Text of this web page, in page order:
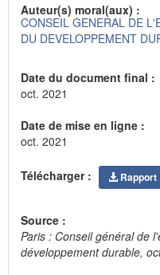
Auteur(s) moral(aux) :
CONSEIL GENERAL DE
DU DEVELOPPEMENT
Date du document final :
oct. 2021
Date de mise en ligne :
oct. 2021
Télécharger : Rapport
Source :
Paris : Conseil général de
développement durable,